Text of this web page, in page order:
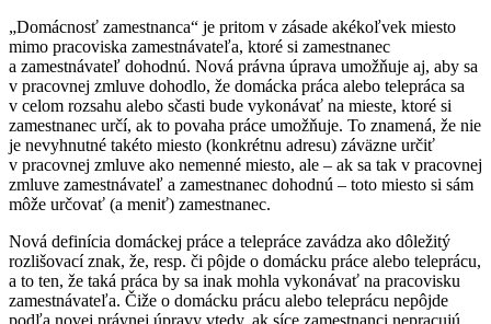
„Domácnosť zamestnanca“ je pritom v zásade akékoľvek miesto
mimo pracoviska zamestnávateľa, ktoré si zamestnanec
a zamestnávateľ dohodnú. Nová právna úprava umožňuje aj, aby sa
v pracovnej zmluve dohodlo, že domácka práca alebo telepráca sa
v celom rozsahu alebo sčasti bude vykonávať na mieste, ktoré si
zamestnanec určí, ak to povaha práce umožňuje. To znamená, že nie
je nevyhnutné takéto miesto (konkrétnu adresu) záväzne určiť
v pracovnej zmluve ako nemenné miesto, ale – ak sa tak v pracovnej
zmluve zamestnávateľ a zamestnanec dohodnú – toto miesto si sám
môže určovať (a meniť) zamestnanec.
Nová definícia domáckej práce a telepráce zavádza ako dôležitý
rozlišovací znak, že, resp. či pôjde o domácku práce alebo teleprácu,
a to ten, že taká práca by sa inak mohla vykonávať na pracovisku
zamestnávateľa. Čiže o domácku prácu alebo teleprácu nepôjde
podľa novej právnej úpravy vtedy, ak síce zamestnanci nepracujú